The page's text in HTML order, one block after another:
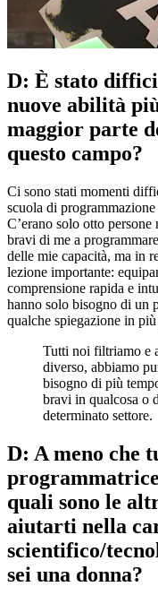
D: È stato
nuove abilità
maggior parte
questo campo?
Ci sono stati momenti
scuola di
C’erano solo otto
bravi di me a
delle mie capacità, ma in
lezione importante:
comprensione rapida e
hanno solo bisogno di un
qualche spiegazione in
Tutti noi filtriamo e
diverso, abbiamo
bisogno di più
bravi in qualcosa o
determinato settore.
D: A meno che
quali sono le
aiutarti nella
scientifico/
sei una donna?